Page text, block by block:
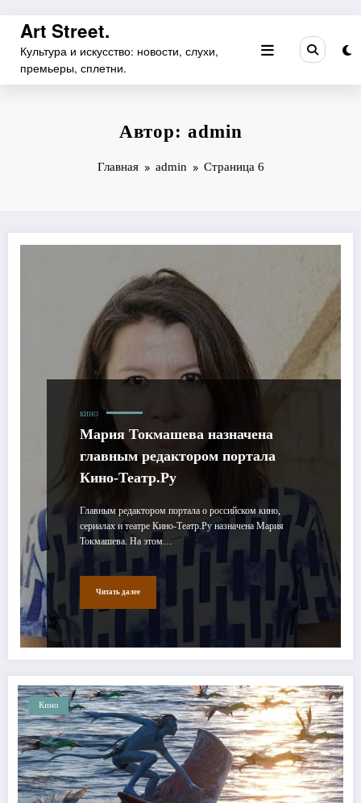
Перейти
содержимому
Art Street.
Культура и искусство: новости, слухи,
премьеры, сплетни.
Автор: admin
Главная admin Страница 6
КИНО
Мария Токмашева назначена
главным редактором портала
Кино-Театр.Ру
Главным редактором портала о российском кино,
сериалах и театре Кино-Театр.Ру назначена Мария
Токмашева. На этом…
Читать далее
Кино